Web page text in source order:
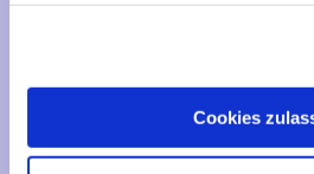
Cookies
Liefer- und Versandkosten
Impressum
Sitemap